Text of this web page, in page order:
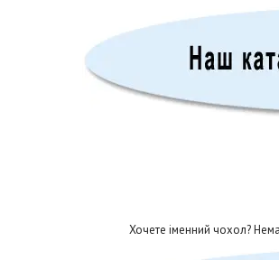
Хочете іменний чохол?